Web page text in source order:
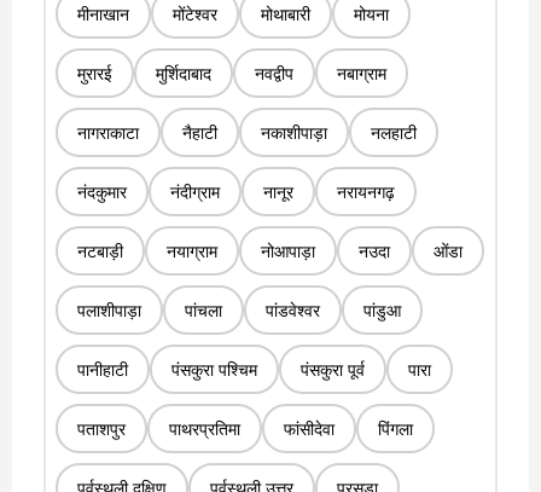
मीनाखान मोंटेश्वर मोथाबारी मोयना
मुरारई मुर्शिदाबाद नवद्वीप नबाग्राम
नागराकाटा नैहाटी नकाशीपाड़ा नलहाटी
नंदकुमार नंदीग्राम नानूर नरायनगढ़
नटबाड़ी नयाग्राम नोआपाड़ा नउदा ओंडा
पलाशीपाड़ा पांचला पांडवेश्वर पांडुआ
पानीहाटी पंसकुरा पश्चिम पंसकुरा पूर्व पारा
पताशपुर पाथरप्रतिमा फांसीदेवा पिंगला